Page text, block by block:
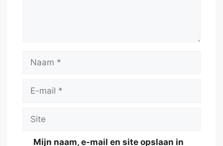
Naam
Site
Mijn naam, e-mail en site opslaan in